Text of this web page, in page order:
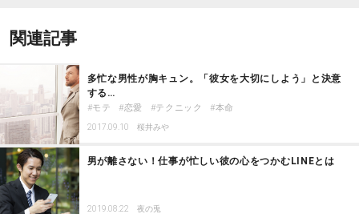
関連記事
多忙な男性が胸キュン。「彼女を大切にしよう」と決意
する…
モテ 恋愛 テクニック 本命
2017.09.10 桜井みや
男が離さない！仕事が忙しい彼の心をつかむLINEとは
2019.08.22 夜の兎